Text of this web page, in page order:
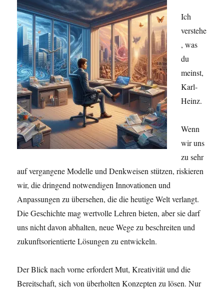
Ich
verstehe
, was
du
meinst,
Karl-
Heinz.
Wenn
wir uns
zu sehr
auf vergangene Modelle und Denkweisen stützen, riskieren
wir, die dringend notwendigen Innovationen und
Anpassungen zu übersehen, die die heutige Welt verlangt.
Die Geschichte mag wertvolle Lehren bieten, aber sie darf
uns nicht davon abhalten, neue Wege zu beschreiten und
zukunftsorientierte Lösungen zu entwickeln.
Der Blick nach vorne erfordert Mut, Kreativität und die
Bereitschaft, sich von überholten Konzepten zu lösen. Nur